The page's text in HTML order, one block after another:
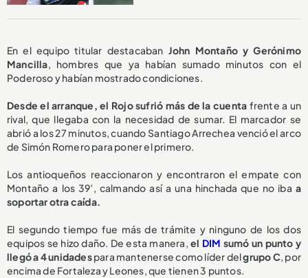
En el equipo titular destacaban John Montaño y Gerónimo
Mancilla, hombres que ya habían sumado minutos con el
Poderoso y habían mostrado condiciones.
Desde el arranque, el Rojosufrió más de la cuenta frente a un
rival, que llegaba con la necesidad de sumar. El marcador se
abrió a los 27 minutos, cuando Santiago Arrechea venció el arco
de Simón Romero para poner el primero.
Los antioqueños reaccionaron y encontraron el empate con
Montaño a los 39’, calmando así a una hinchada que no iba a
soportar otra caída.
El segundo tiempo fue más de trámite y ninguno de los dos
equipos se hizo daño. De esta manera,el DIM sumó un punto y
llegó a 4 unidadespara mantenerse como líder delgrupo C, por
encima de Fortaleza y Leones, que tienen 3 puntos.